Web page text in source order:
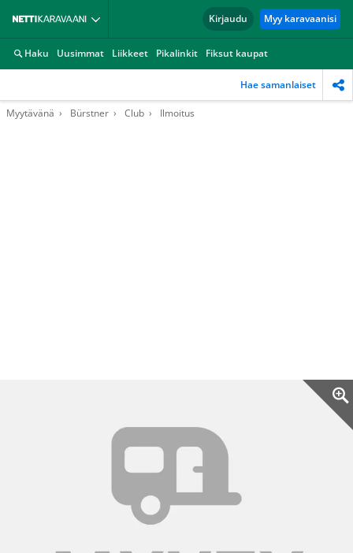
Kirjaudu Myy karavaanisi
Haku Uusimmat Liikkeet Pikalinkit Fiksut kaupat
Hae samanlaiset
Myytävänä Bürstner Club Ilmoitus